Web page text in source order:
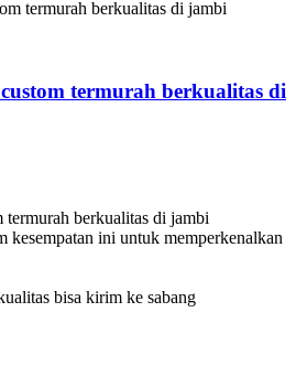
termurah berkualitas di
termurah berkualitas di jambi
kesempatan ini untuk memperkenalkan